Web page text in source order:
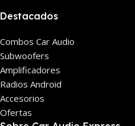
Destacados
Combos Car Audio
Subwoofers
Amplificadores
Radios Android
Accesorios
Ofertas